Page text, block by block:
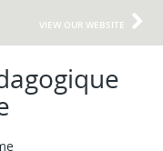
VIEW OUR WEBSITE